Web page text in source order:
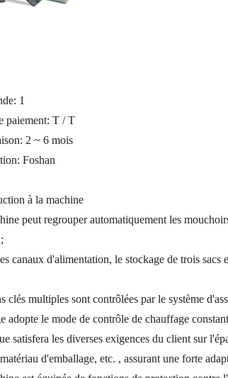
1
paiement: T / T
2 ~ 6 mois
Foshan
à la machine
peut regrouper automatiquement les
canaux d'alimentation, le stockage de trois sacs
clés multiples sont contrôlées par le système
adopte le mode de contrôle de chauffage
satisfera les diverses exigences du client sur
d'emballage, etc. , assurant une forte